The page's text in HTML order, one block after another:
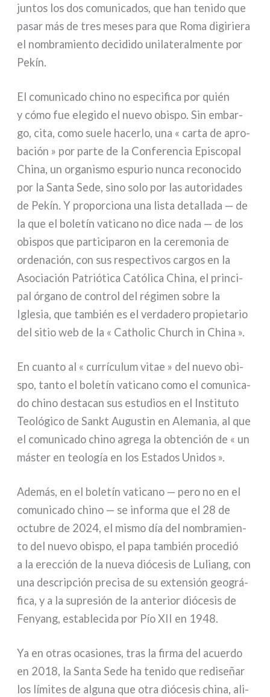
jun­tos los dos comu­ni­ca­dos, que han teni­do que
pasar más de tres meses para que Roma digi­rie­ra
el nom­bra­mien­to deci­di­do uni­la­te­ral­men­te por
Pekín.
El comu­ni­ca­do chi­no no espe­ci­fi­ca por quién
y cómo fue ele­gi­do el nue­vo obi­spo. Sin embar­
go, cita, como sue­le hacer­lo, una « car­ta de apro­
ba­ción » por par­te de la Conferencia Episcopal
China, un orga­ni­smo espu­rio nun­ca reco­no­ci­do
por la Santa Sede, sino solo por las auto­ri­da­des
de Pekín. Y pro­por­cio­na una lista detal­la­da — de
la que el bole­tín vati­ca­no no dice nada — de los
obi­spos que par­ti­ci­pa­ron en la cere­mo­nia de
orde­na­ción, con sus respec­ti­vos car­gos en la
Asociación Patriótica Católica China, el prin­ci­
pal órga­no de con­trol del régi­men sobre la
Iglesia, que tam­bién es el ver­da­de­ro pro­pie­ta­rio
del sitio web de la « Catholic Church in China ».
En cuan­to al « cur­rí­cu­lum vitae » del nue­vo obi­
spo, tan­to el bole­tín vati­ca­no como el comu­ni­ca­
do chi­no desta­can sus estu­dios en el Instituto
Teológico de Sankt Augustin en Alemania, al que
el comu­ni­ca­do chi­no agre­ga la obten­ción de « un
máster en teo­lo­gía en los Estados Unidos ».
Además, en el bole­tín vati­ca­no — pero no en el
comu­ni­ca­do chi­no — se infor­ma que el 28 de
octu­bre de 2024, el mismo día del nom­bra­mien­
to del nue­vo obi­spo, el papa tam­bién pro­ce­dió
a la erec­ción de la nue­va dió­ce­sis de Luliang, con
una descri­p­ción pre­ci­sa de su exten­sión geo­grá­
fi­ca, y a la supre­sión de la ante­rior dió­ce­sis de
Fenyang, esta­ble­ci­da por Pío XII en 1948.
Ya en otras oca­sio­nes, tras la fir­ma del acuer­do
en 2018, la Santa Sede ha teni­do que redi­señar
los lími­tes de algu­na que otra dió­ce­sis chi­na, ali­